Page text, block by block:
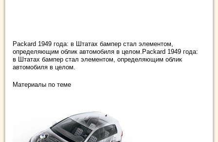
Packard 1949 года: в Штатах бампер стал элементом,
определяющим облик автомобиля в целом.Packard 1949 года:
в Штатах бампер стал элементом, определяющим облик
автомобиля в целом.
Материалы по теме